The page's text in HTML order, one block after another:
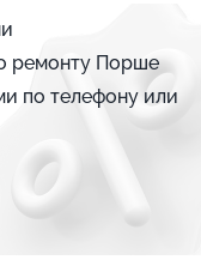
ремонту Порше
по телефону или